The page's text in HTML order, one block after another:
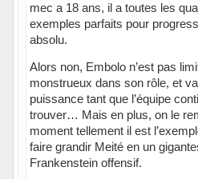
mec a 18 ans, il a toutes les
exemples parfaits pour
absolu.
Alors non, Embolo n’est pas
monstrueux dans son rôle, et
puissance tant que l’équipe
trouver… Mais en plus, on le
moment tellement il est
faire grandir Meité en un
Frankenstein offensif.